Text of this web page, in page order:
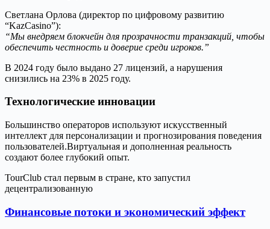
Светлана Орлова (директор по цифровому развитию
“KazCasino”):
“Мы внедряем блокчейн для прозрачности транзакций, чтобы
обеспечить честность и доверие среди игроков.”
В 2024 году было выдано 27 лицензий, а нарушения
снизились на 23% в 2025 году.
Технологические инновации
Большинство операторов используют искусственный
интеллект для персонализации и прогнозирования поведения
пользователей.Виртуальная и дополненная реальность
создают более глубокий опыт.
TourClub стал первым в стране, кто запустил
децентрализованную
Финансовые потоки и экономический эффект